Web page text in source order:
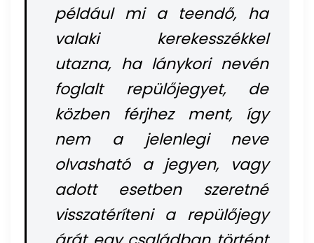
például mi a teendő, ha
valaki kerekesszékkel
utazna, ha lánykori nevén
foglalt repülőjegyet, de
közben férjhez ment, így
nem a jelenlegi neve
olvasható a jegyen, vagy
adott esetben szeretné
visszatéríteni a repülőjegy